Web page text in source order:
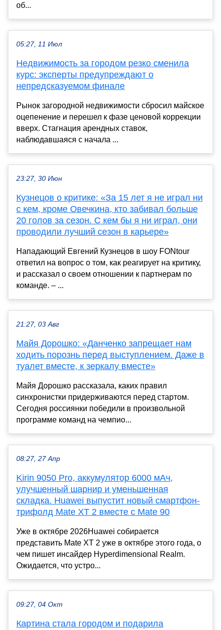
об...
05:27, 11 Июл
Недвижимость за городом резко сменила
курс: эксперты предупреждают о
непредсказуемом финале
Рынок загородной недвижимости сбросил майское
оцепенение и перешел к фазе ценовой коррекции
вверх. Стагнация арендных ставок,
наблюдавшаяся с начала ...
23:27, 30 Июн
Кузнецов о критике: «За 15 лет я не играл ни
с кем, кроме Овечкина, кто забивал больше
20 голов за сезон. С кем бы я ни играл, они
проводили лучший сезон в карьере»
Нападающий Евгений Кузнецов в шоу FONtour
ответил на вопрос о том, как реагирует на критику,
и рассказал о своем отношении к партнерам по
команде. – ...
21:27, 03 Авг
Майя Дорошко: «Данченко запрещает нам
ходить порознь перед выступлением. Даже в
туалет вместе, к зеркалу вместе»
Майя Дорошко рассказала, каких правил
синхронистки придерживаются перед стартом.
Сегодня россиянки победили в произвольной
программе команд на чемпио...
08:27, 27 Апр
Kirin 9050 Pro, аккумулятор 6000 мАч,
улучшенный шарнир и уменьшенная
складка. Huawei выпустит новый смартфон-
трифолд Mate XT 2 вместе с Mate 90
Уже в октябре 2026Huawei собирается
представить Mate XT 2 уже в октябре этого года, о
чем пишет инсайдер Hyperdimensional Realm.
Ожидается, что устро...
09:27, 04 Окт
Картина стала городом и подарила